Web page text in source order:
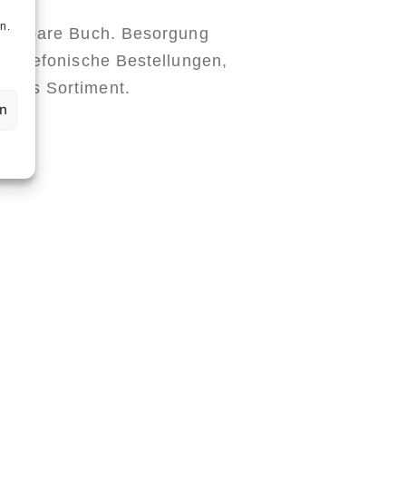
Buch. Besorgung
telefonische Bestellungen,
Sortiment.